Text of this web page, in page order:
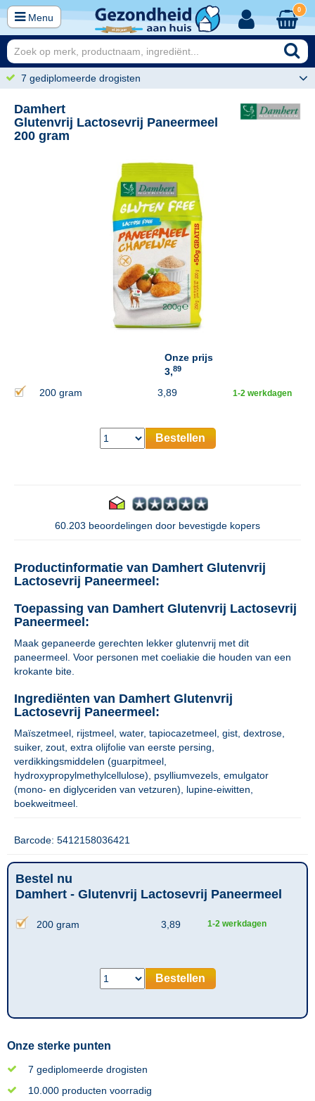
Menu
0
7 gediplomeerde drogisten
Damhert
Glutenvrij Lactosevrij Paneermeel
200 gram
Onze prijs
3,89
200 gram 3,89 1-2 werkdagen
Bestellen
60.203 beoordelingen door bevestigde kopers
Productinformatie van Damhert Glutenvrij
Lactosevrij Paneermeel:
Toepassing van Damhert Glutenvrij Lactosevrij
Paneermeel:
Maak gepaneerde gerechten lekker glutenvrij met dit
paneermeel. Voor personen met coeliakie die houden van een
krokante bite.
Ingrediënten van Damhert Glutenvrij
Lactosevrij Paneermeel:
Maïszetmeel, rijstmeel, water, tapiocazetmeel, gist, dextrose,
suiker, zout, extra olijfolie van eerste persing,
verdikkingsmiddelen (guarpitmeel,
hydroxypropylmethylcellulose), psylliumvezels, emulgator
(mono- en diglyceriden van vetzuren), lupine-eiwitten,
boekweitmeel.
Barcode: 5412158036421
Bestel nu
Damhert - Glutenvrij Lactosevrij Paneermeel
200 gram 3,89 1-2 werkdagen
Bestellen
Onze sterke punten
7 gediplomeerde drogisten
10.000 producten voorradig